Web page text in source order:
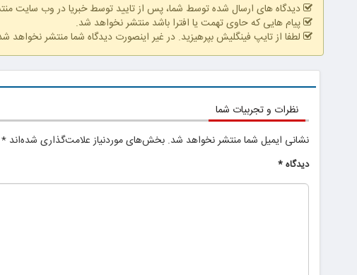
دیدگاه های ارسال شده توسط شما، پس از تایید توسط خبریا در وب سایت
پیام هایی که حاوی تهمت یا افترا باشد منتشر نخواهد شد.
لطفا از تایپ فینگلیش بپرهیزید. در غیر اینصورت دیدگاه شما منتشر نخواهد
نظرات و تجربیات شما
نشانی ایمیل شما منتشر نخواهد شد. بخش‌های موردنیاز علامت‌گذاری شده‌اند *
دیدگاه*